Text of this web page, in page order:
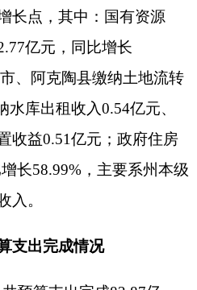
金较多；阿图什市完
要系：1-5月补发以前
调资、绩效考核奖提
贴资金，拉动支出较
元，增长0.02%，与
亿元，下降1.94%，
的一般债券资金较
发展建设投资有限